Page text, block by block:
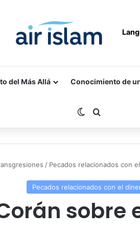
del Más Allá Conocimiento de
Switch skin
/ Pecados relacionados con
Pecados relacionados con el
sobre